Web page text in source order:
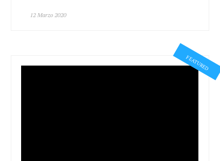
12 Marzo 2020
FEATURED